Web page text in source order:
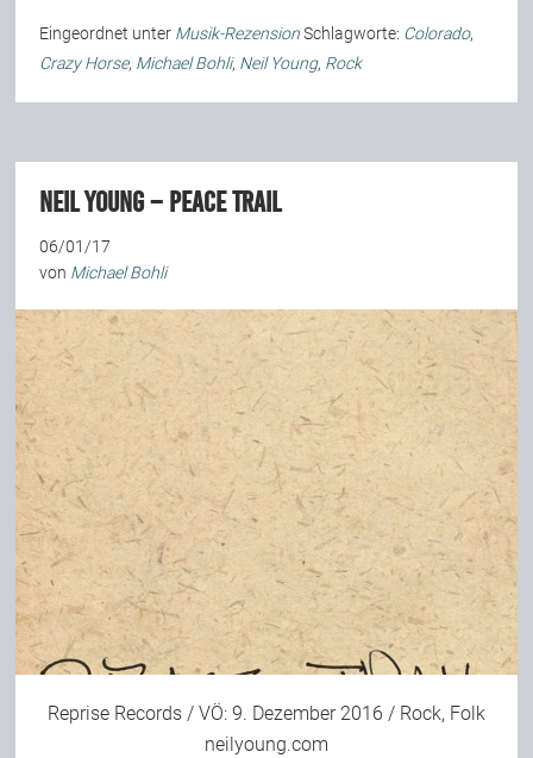
Eingeordnet unter Musik-Rezension Schlagworte: Colorado,
Crazy Horse, Michael Bohli, Neil Young, Rock
Neil Young – Peace Trail
06/01/17
von Michael Bohli
Reprise Records / VÖ: 9. Dezember 2016 / Rock, Folk
neilyoung.com